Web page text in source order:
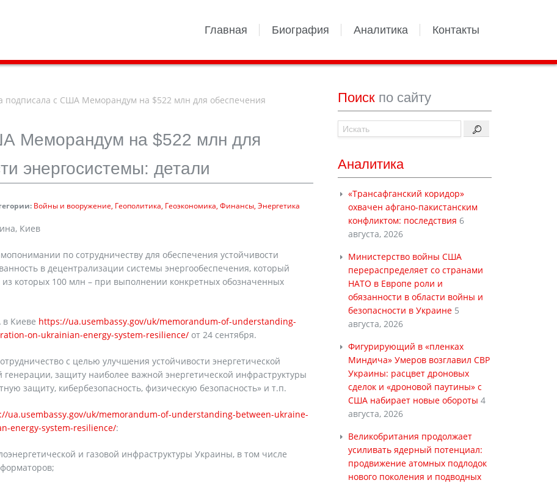
Главная Биография Аналитика Контакты
подписала с США Меморандум на $522 млн для обеспечения
Меморандум на $522 млн для
энергосистемы: детали
Войны и вооружение Геополитика Геоэкономика Финансы Энергетика
Киев
по сотрудничеству для обеспечения устойчивости
в децентрализации системы энергообеспечения, который
которых 100 млн – при выполнении конкретных обозначенных
Киеве https://ua.usembassy.gov/uk/memorandum-of-understanding-
on-ukrainian-energy-system-resilience/ от 24 сентября.
с целью улучшения устойчивости энергетической
защиту наиболее важной энергетической инфраструктуры
защиту, кибербезопасность, физическую безопасность» и т.п.
ua.usembassy.gov/uk/memorandum-of-understanding-between-ukraine-
energy-system-resilience/:
и газовой инфраструктуры Украины, в том числе
Поиск по сайту
Аналитика
«Трансафганский коридор»
охвачен афгано-пакистанским
конфликтом: последствия 6
августа, 2026
Министерство войны США
перераспределяет со странами
НАТО в Европе роли и
обязанности в области войны и
безопасности в Украине 5
августа, 2026
Фигурирующий в «пленках
Миндича» Умеров возглавил СВР
Украины: расцвет дроновых
сделок и «дроновой паутины» с
США набирает новые обороты 4
августа, 2026
Великобритания продолжает
усиливать ядерный потенциал:
продвижение атомных подлодок
нового поколения и подводных